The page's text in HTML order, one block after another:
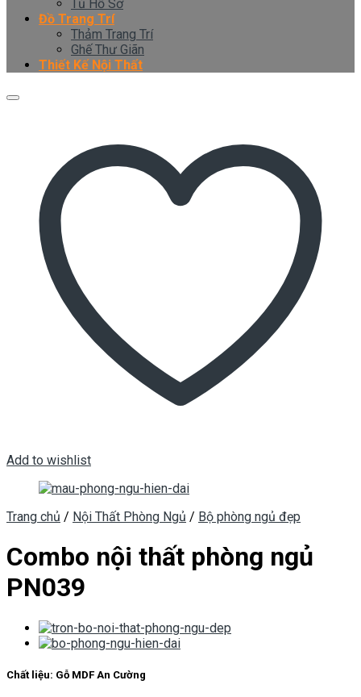
Tủ Hồ Sơ
Đồ Trang Trí
Thảm Trang Trí
Ghế Thư Giãn
Thiết Kế Nội Thất
Add to wishlist
Trang chủ / Nội Thất Phòng Ngủ / Bộ phòng ngủ đẹp
Combo nội thất phòng ngủ
PN039
Chất liệu: Gỗ MDF An Cường